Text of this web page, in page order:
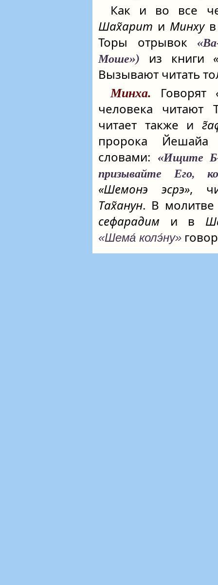
Как и во все
Шах̃арит и Минхув
Торы отрывок
Моше»)
из книги
Вызывают читать
Минха. Говорят
человека
читает также и
пророка Йешайа
словами: «Ищите
призывайте Его,
«Шемонэ эсрэ»,
Тах̃анун. В
сефарадим и в
«Шема́ колэ́ну»